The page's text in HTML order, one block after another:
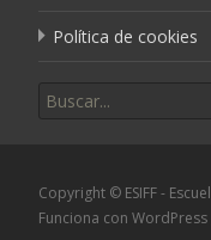
Política de cookies
Copyright © ESIFF -
Funciona con WordPress